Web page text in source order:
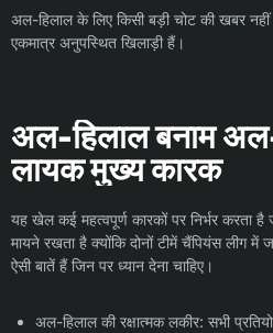
अल-हिलाल के लिए किसी बड़ी चोट की खबर
एकमात्र अनुपस्थित खिलाड़ी हैं।
अल-हिलाल बनाम
लायक मुख्य कारक
यह खेल कई महत्वपूर्ण कारकों पर निर्भर करता
मायने रखता है क्योंकि दोनों टीमें चैंपियंस लीग
ऐसी बातें हैं जिन पर ध्यान देना चाहिए।
अल-हिलाल की रक्षात्मक लकीर: सभी